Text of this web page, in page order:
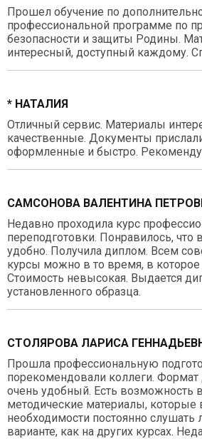
Прошел обучение по
профессиональной программе по
безопасности и защиты Родины.
интересный, доступный каждому.
* НАТАЛИЯ
Отличный сервис. Материалы
качественные. Документы
оформленные и быстро.
САМСОНОВА ВАЛЕНТИНА
Недавно проходила курс
переподготовки. Понравилось, что
удобно. Получила диплом. Всем
курсы можно в то время, в
Стоимость невысокая. Выдается
установленного образца.
СТОЛЯРОВА ЛАРИСА
Прошла профессиональную
порекомендовали коллеги. Формат
очень удобный. Есть возможность
методические материалы, которые
необходимости постоянно слушать
варианте, как на других курсах.